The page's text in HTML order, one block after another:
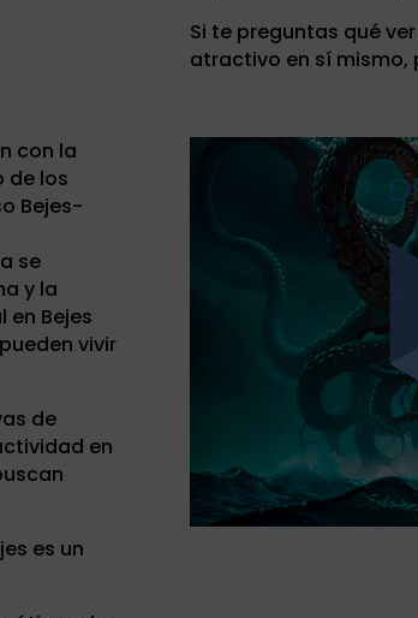
Si te preguntas qué
atractivo en sí mismo,
con la
de los
Bejes-
se
y la
Bejes
vivir
de
en
es un